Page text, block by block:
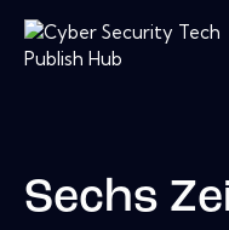
Sechs